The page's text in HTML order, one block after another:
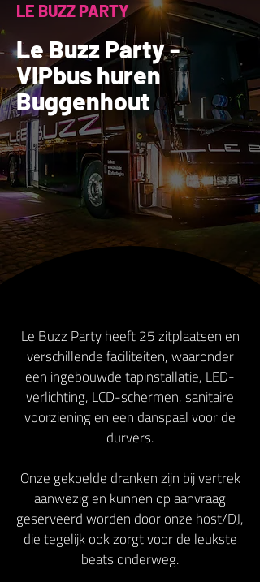
LE BUZZ PARTY
Le Buzz Party -
VIPbus huren
Buggenhout
Le Buzz Party heeft 25 zitplaatsen en
verschillende faciliteiten, waaronder
een ingebouwde tapinstallatie, LED-
verlichting, LCD-schermen, sanitaire
voorziening en een danspaal voor de
durvers.
Onze gekoelde dranken zijn bij vertrek
aanwezig en kunnen op aanvraag
geserveerd worden door onze host/DJ,
die tegelijk ook zorgt voor de leukste
beats onderweg.